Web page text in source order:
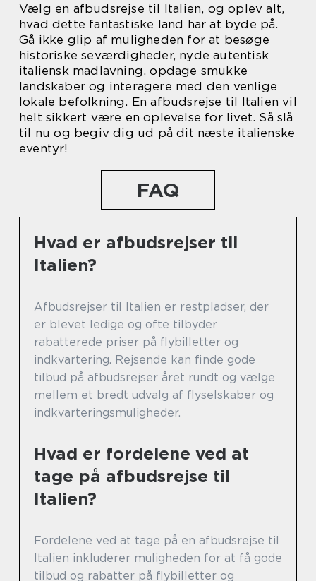
Vælg en afbudsrejse til Italien, og oplev alt,
hvad dette fantastiske land har at byde på.
Gå ikke glip af muligheden for at besøge
historiske seværdigheder, nyde autentisk
italiensk madlavning, opdage smukke
landskaber og interagere med den venlige
lokale befolkning. En afbudsrejse til Italien vil
helt sikkert være en oplevelse for livet. Så slå
til nu og begiv dig ud på dit næste italienske
eventyr!
FAQ
Hvad er afbudsrejser til
Italien?
Afbudsrejser til Italien er restpladser, der
er blevet ledige og ofte tilbyder
rabatterede priser på flybilletter og
indkvartering. Rejsende kan finde gode
tilbud på afbudsrejser året rundt og vælge
mellem et bredt udvalg af flyselskaber og
indkvarteringsmuligheder.
Hvad er fordelene ved at
tage på afbudsrejse til
Italien?
Fordelene ved at tage på en afbudsrejse til
Italien inkluderer muligheden for at få gode
tilbud og rabatter på flybilletter og